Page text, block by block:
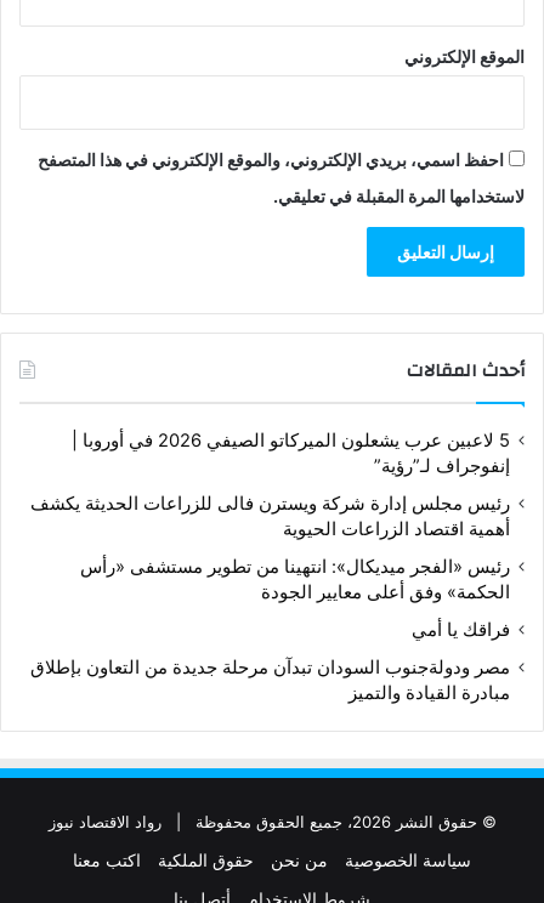
الموقع الإلكتروني
احفظ اسمي، بريدي الإلكتروني، والموقع الإلكتروني في هذا المتصفح
لاستخدامها المرة المقبلة في تعليقي.
أحدث المقالات
5 لاعبين عرب يشعلون الميركاتو الصيفي 2026 في أوروبا |
إنفوجراف لـ”رؤية”
رئيس مجلس إدارة شركة ويسترن فالى للزراعات الحديثة يكشف
أهمية اقتصاد الزراعات الحيوية
رئيس «الفجر ميديكال»: انتهينا من تطوير مستشفى «رأس
الحكمة» وفق أعلى معايير الجودة
فراقك يا أمي
مصر ودولةجنوب السودان تبدآن مرحلة جديدة من التعاون بإطلاق
مبادرة القيادة والتميز
© حقوق النشر 2026، جميع الحقوق محفوظة | رواد الاقتصاد نيوز
سياسة الخصوصية من نحن حقوق الملكية
اكتب معنا
شروط الإستخدام
أتصل بنا